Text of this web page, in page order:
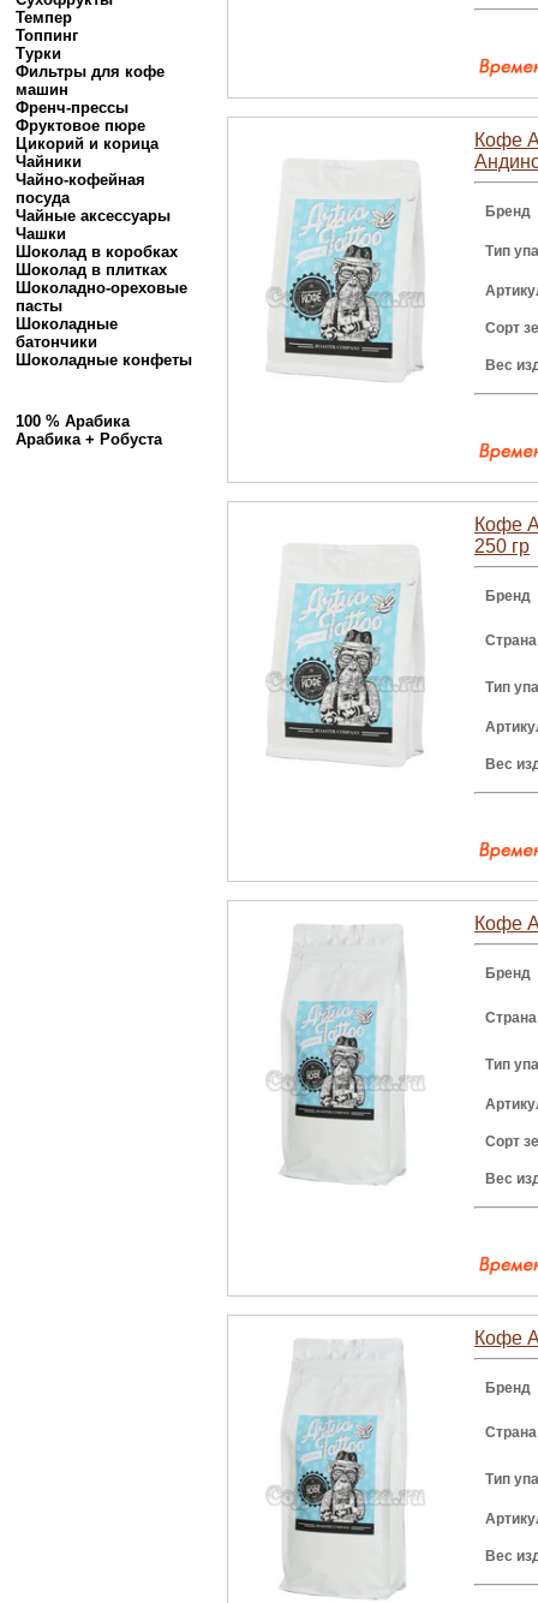
Темпер
Топпинг
Турки
Фильтры для кофе
машин
Френч-прессы
Фруктовое пюре
Цикорий и корица
Чайники
Чайно-кофейная
посуда
Чайные аксессуары
Чашки
Шоколад в коробках
Шоколад в плитках
Шоколадно-ореховые
пасты
Шоколадные
батончики
Шоколадные конфеты
100 % Арабика
Арабика + Робуста
Кофе
Бренд
Тип
Сорт
Вес
Кофе
250 гр
Бренд
Тип
Вес
Кофе
Бренд
Тип
Сорт
Вес
Кофе
Бренд
Тип
Вес